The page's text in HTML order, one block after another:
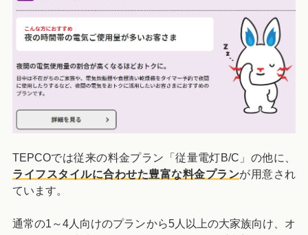
TEPCOでは従来の料金プラン「従量電灯B/C」の他に、
ライフスタイルに合わせた豊富な料金プランが用意され
ています。
通常の1～4人向けのプランから5人以上の大家族向け、オ